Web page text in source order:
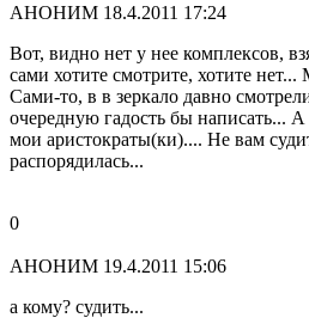
АНОНИМ 18.4.2011 17:24
Вот, видно нет у нее комплексов,
сами хотите смотрите, хотите
Сами-то, в в зеркало давно
очередную гадость бы написать...
мои аристократы(ки).... Не вам
распорядилась...
0
АНОНИМ 19.4.2011 15:06
а кому? судить...